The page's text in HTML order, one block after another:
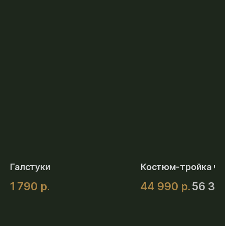
Галстуки
1 790 р.
Костюм-тройка
44 990 р.56